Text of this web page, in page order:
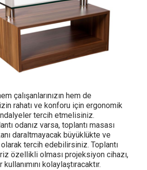
çalışanlarınızın hem de
rahatı ve konforu için ergonomik
tercih etmelisiniz.
odanız varsa, toplantı masası
daraltmayacak büyüklükte ve
tercih edebilirsiniz. Toplantı
özellikli olması projeksiyon cihazı,
kolaylaştıracaktır.